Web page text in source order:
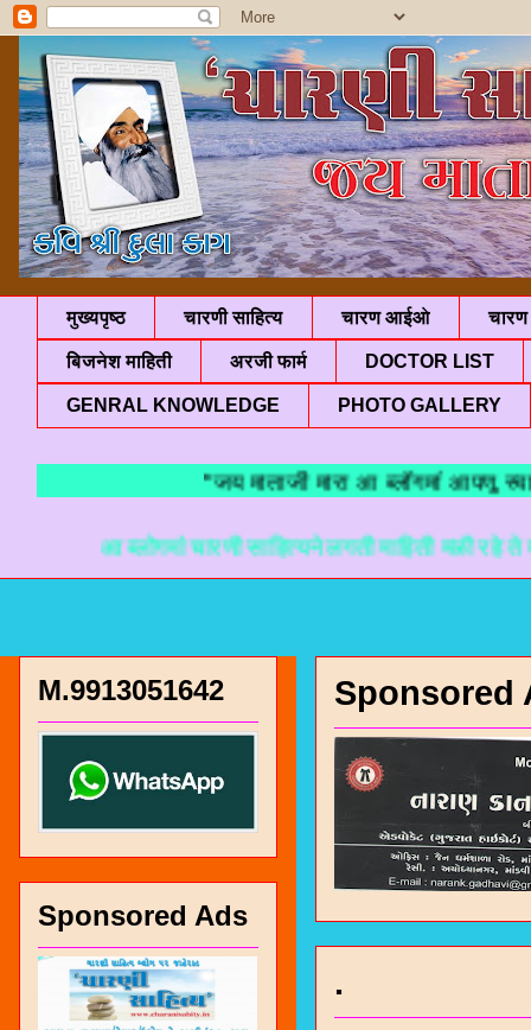
मुख्यपृष्ठ चारणी साहित्य चारण आईओ चारण
बिजनेश माहिती अरजी फार्म DOCTOR LIST
GENRAL KNOWLEDGE PHOTO GALLERY
"जय माताजी मारा आ ब्लॉगमां आपणु
आ ब्लोगमां चारणी साहित्यने लगती माहिती मळी रहे ते माटे
Sponsored
.
M.9913051642
Sponsored Ads